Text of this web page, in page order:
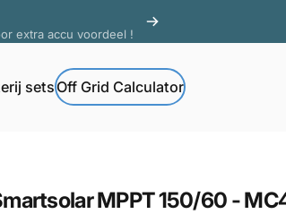
setsOff Grid Calculator
MPPT150/60 -